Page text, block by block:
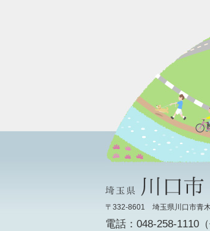
〒332-8601 埼玉県川口市青
電話：048-258-1110（